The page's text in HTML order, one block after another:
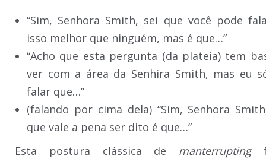
“Sim, Senhora Smith, sei que você pode
isso melhor que ninguém, mas é que…”
“Acho que esta pergunta (da plateia) tem
ver com a área da Senhira Smith, mas eu
falar que…”
(falando por cima dela) “Sim, Senhora
que vale a pena ser dito é que…”
Esta postura clássica de manterrupting